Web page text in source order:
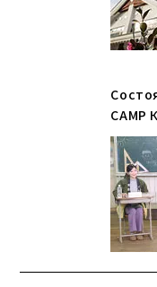
CAMP